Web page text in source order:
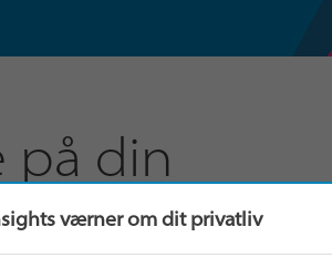
på din
værner om dit privatliv